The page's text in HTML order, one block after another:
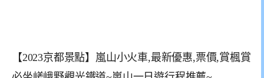
【2023京都景點】嵐山小火車,最新優惠,票價,賞楓賞